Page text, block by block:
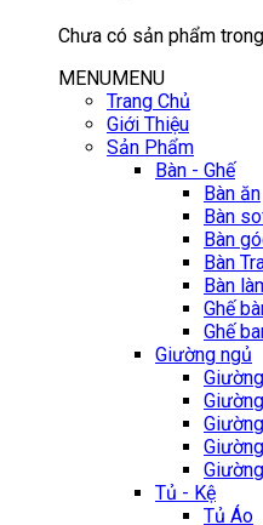
Chưa có sản phẩm
MENUMENU
Trang Chủ
Giới Thiệu
Sản Phẩm
Bàn - Ghế
Bàn ăn
Bàn
Bàn
Bàn
Bàn
Ghế
Ghế
Giường ngủ
Tủ - Kệ
Tủ Áo